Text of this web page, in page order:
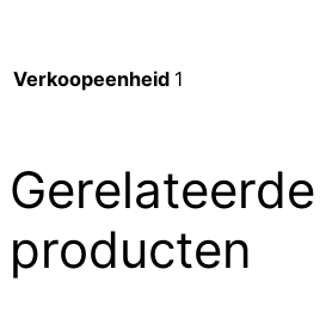
Verkoopeenheid 1
Gerelateerde
producten